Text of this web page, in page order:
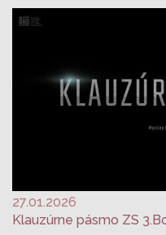
27.01.2026
Klauzúrne pásmo ZS